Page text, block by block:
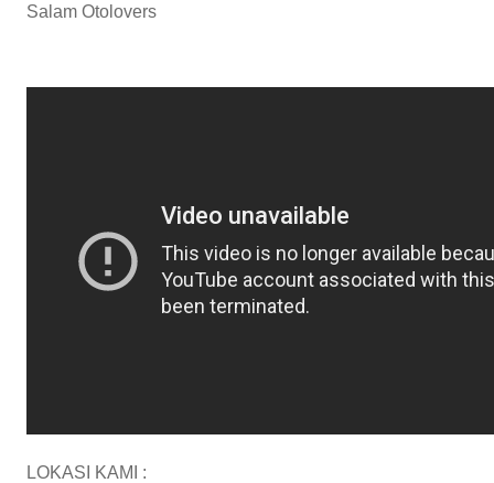
Salam Otolovers
LOKASI KAMI :